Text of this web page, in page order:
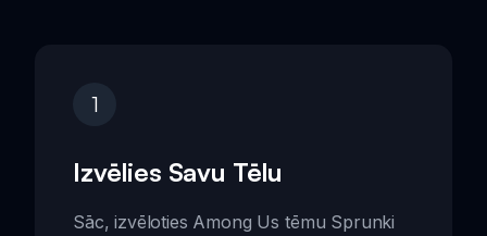
1
Izvēlies Savu Tēlu
Sāc, izvēloties Among Us tēmu Sprunki